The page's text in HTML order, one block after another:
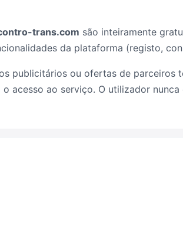
trans.com são inteiramente
da plataforma (registo,
publicitários ou ofertas de
acesso ao serviço. O utilizador